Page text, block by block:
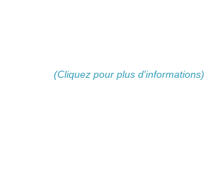
(Cliquez pour plus d'informations)